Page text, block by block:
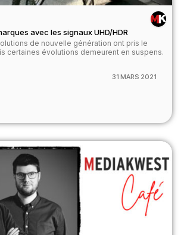
avec les signaux UHD/HDR
de nouvelle génération ont pris le
certaines évolutions demeurent en suspens.
31 MARS 2021